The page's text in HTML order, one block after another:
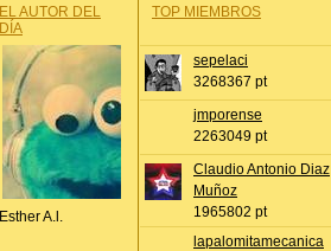
EL AUTOR DEL
DÍA
Esther A.l.
TOP MIEMBROS
sepelaci
3268367 pt
jmporense
2263049 pt
Claudio Antonio Diaz
Muñoz
1965802 pt
lapalomitamecanica